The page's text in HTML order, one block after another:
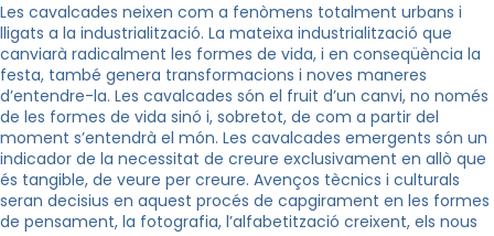
Les cavalcades neixen com a fenòmens totalment urbans i
lligats a la industrialització. La mateixa industrialització que
canviarà radicalment les formes de vida, i en conseqüència la
festa, també genera transformacions i noves maneres
d’entendre-la. Les cavalcades són el fruit d’un canvi, no només
de les formes de vida sinó i, sobretot, de com a partir del
moment s’entendrà el món. Les cavalcades emergents són un
indicador de la necessitat de creure exclusivament en allò que
és tangible, de veure per creure. Avenços tècnics i culturals
seran decisius en aquest procés de capgirament en les formes
de pensament, la fotografia, l’alfabetització creixent, els nous